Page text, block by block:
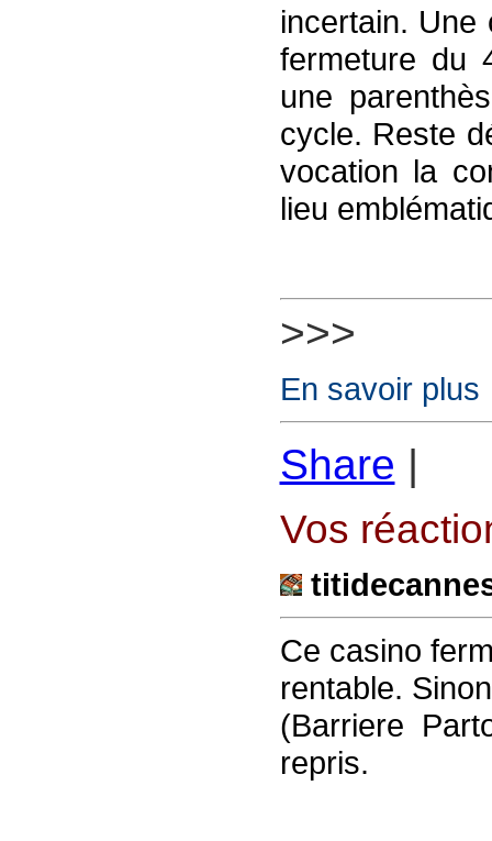
incertain.
fermeture du
une
cycle. Reste
vocation la
lieu
>>>
En savoir plus
Share |
Vos
Ce casino
rentable.
(Barriere
repris.